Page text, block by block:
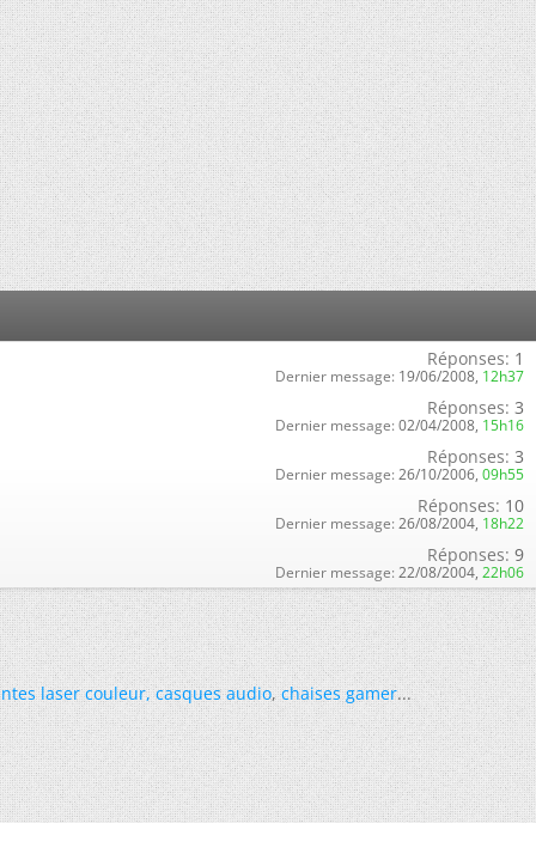
Réponses: 1
Dernier message: 19/06/2008, 12h37
Réponses: 3
Dernier message: 02/04/2008, 15h16
Réponses: 3
Dernier message: 26/10/2006, 09h55
Réponses: 10
Dernier message: 26/08/2004, 18h22
Réponses: 9
Dernier message: 22/08/2004, 22h06
laser couleur,casques audio,chaises gamer...